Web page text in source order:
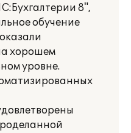
8",
обучение
хорошем
уровне.